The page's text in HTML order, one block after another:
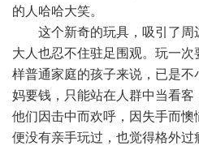
的人哈哈大笑。
这个新奇的玩具，吸引了周
大人也忍不住驻足围观。玩一
样普通家庭的孩子来说，已是
妈要钱，只能站在人群中当看
他们因击中而欢呼，因失手而
便没有亲手玩过，也觉得格外过